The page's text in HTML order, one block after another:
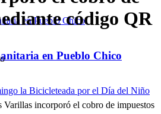
en Pueblo Chico
código QR